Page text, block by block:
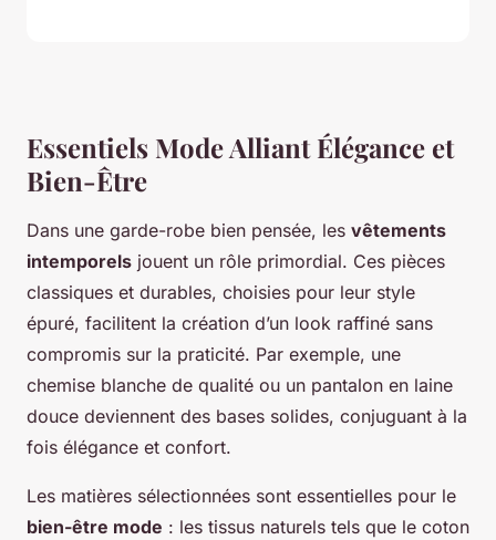
Essentiels Mode Alliant Élégance et
Bien-Être
Dans une garde-robe bien pensée, les vêtements
intemporels jouent un rôle primordial. Ces pièces
classiques et durables, choisies pour leur style
épuré, facilitent la création d’un look raffiné sans
compromis sur la praticité. Par exemple, une
chemise blanche de qualité ou un pantalon en laine
douce deviennent des bases solides, conjuguant à la
fois élégance et confort.
Les matières sélectionnées sont essentielles pour le
bien-être mode : les tissus naturels tels que le coton